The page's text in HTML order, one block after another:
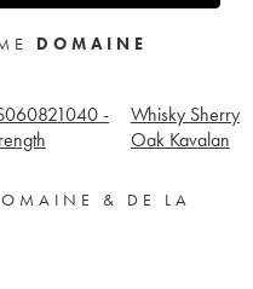
DOMAINE
-
Whisky Sherry
Oak Kavalan
& DE LA